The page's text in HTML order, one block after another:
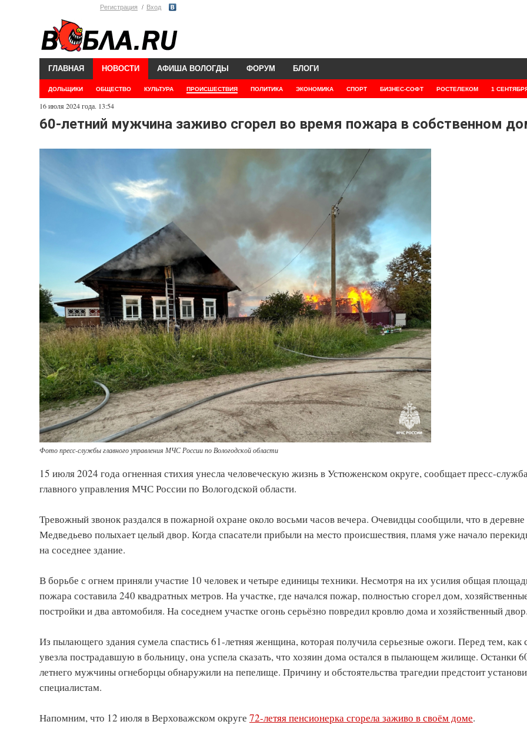
Регистрация Вход
ГЛАВНАЯ НОВОСТИ
ДОЛЬЩИКИ ОБЩЕСТВО КУЛЬТУРА ПРОИСШЕСТВИЯ ПОЛИТИКА ЭКОНОМИКА СПОРТ БИЗНЕС-СОФТ РОСТЕЛЕКОМ 1
АФИША ВОЛОГДЫ ФОРУМ БЛОГИ
16 июля 2024 года. 13:54
60-летний мужчина заживо сгорел во время пожара в собственном
Фото пресс-службы главного управления МЧС России по Вологодской области
15 июля 2024 года огненная стихия унесла человеческую жизнь в Устюженском округе, сообщает пресс-
главного управления МЧС России по Вологодской области.
Тревожный звонок раздался в пожарной охране около восьми часов вечера. Очевидцы сообщили, что в
Медведьево полыхает целый двор. Когда спасатели прибыли на место происшествия, пламя уже начало
на соседнее здание.
В борьбе с огнем приняли участие 10 человек и четыре единицы техники. Несмотря на их усилия общая
пожара составила 240 квадратных метров. На участке, где начался пожар, полностью сгорел дом,
постройки и два автомобиля. На соседнем участке огонь серьёзно повредил кровлю дома и хозяйственный двор.
Из пылающего здания сумела спастись 61-летняя женщина, которая получила серьезные ожоги. Перед тем, как
увезла пострадавшую в больницу, она успела сказать, что хозяин дома остался в пылающем жилище. Останки
летнего мужчины огнеборцы обнаружили на пепелище. Причину и обстоятельства трагедии предстоит
специалистам.
Напомним, что 12 июля в Верховажском округе 72-летяя пенсионерка сгорела заживо в своём доме.